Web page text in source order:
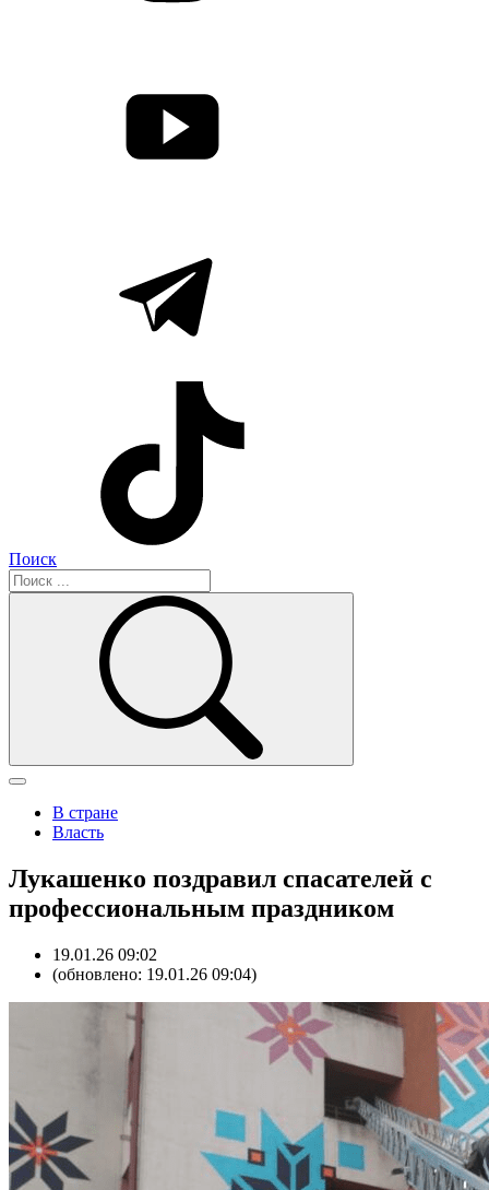
Поиск
В стране
Власть
Лукашенко поздравил спасателей с
профессиональным праздником
19.01.26 09:02
(обновлено: 19.01.26 09:04)